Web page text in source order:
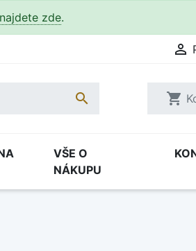
najdete zde.

 shopping_cart
VŠE O
NÁKUPU